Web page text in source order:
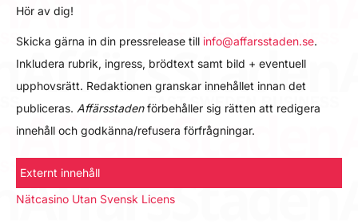
Hör av dig!
Skicka gärna in din pressrelease till info@affarsstaden.se.
Inkludera rubrik, ingress, brödtext samt bild + eventuell
upphovsrätt. Redaktionen granskar innehållet innan det
publiceras. Affärsstadenförbehåller sig rätten att redigera
innehåll och godkänna/refusera förfrågningar.
Externt innehåll
Nätcasino Utan Svensk Licens